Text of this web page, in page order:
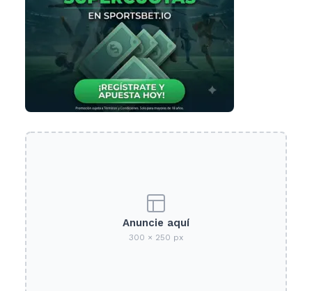
Anuncie aquí
300 × 250 px